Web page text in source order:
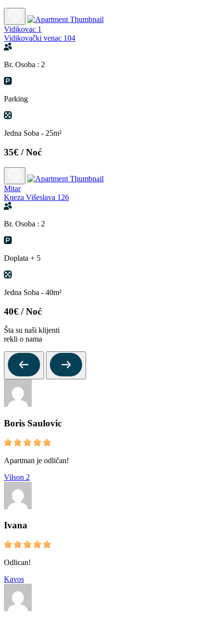
Vidikovac 1
Vidikovački venac 104
Br. Osoba : 2
Parking
Jedna Soba - 25m²
35€ / Noć
Mitar
Kneza Višeslava 126
Br. Osoba : 2
Doplata + 5
Jedna Soba - 40m²
40€ / Noć
Šta su naši klijenti
rekli o nama
Boris Saulovic
Apartman je odličan!
Vilson 2
Ivana
Odlican!
Kavos